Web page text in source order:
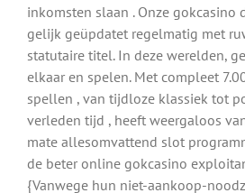
inkomsten slaan . Onze
gelijk geüpdatet regelmatig met
statutaire titel. In deze werelden,
elkaar en spelen. Met compleet
spellen , van tijdloze klassiek tot
verleden tijd , heeft weergaloos
mate allesomvattend slot
de beter online gokcasino
{Vanwege hun niet-aankoop-